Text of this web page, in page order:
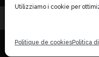
Utilizziamo i cookie per
Politique de cookiesPolitica